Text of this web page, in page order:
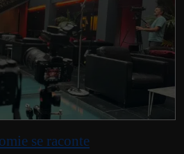
se raconte